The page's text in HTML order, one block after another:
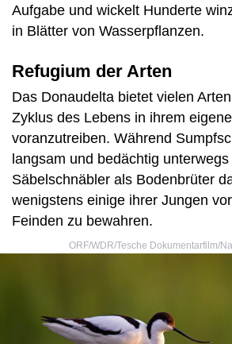
Aufgabe und wickelt Hunderte
in Blätter von Wasserpflanzen.
Refugium der Arten
Das Donaudelta bietet vielen
Zyklus des Lebens in ihrem
voranzutreiben. Während
langsam und bedächtig
Säbelschnäbler als Bodenbrüter
wenigstens einige ihrer Jungen
Feinden zu bewahren.
ORF/WDR/Tesche Dokumentarfilm/